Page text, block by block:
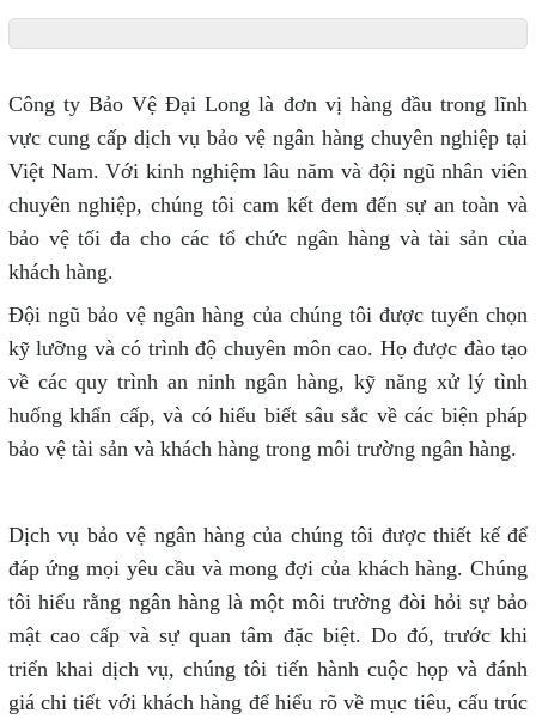
Công ty Bảo Vệ Đại Long là đơn vị hàng đầu trong lĩnh
vực cung cấp dịch vụ bảo vệ ngân hàng chuyên nghiệp tại
Việt Nam. Với kinh nghiệm lâu năm và đội ngũ nhân viên
chuyên nghiệp, chúng tôi cam kết đem đến sự an toàn và
bảo vệ tối đa cho các tổ chức ngân hàng và tài sản của
khách hàng.
Đội ngũ bảo vệ ngân hàng của chúng tôi được tuyển chọn
kỹ lưỡng và có trình độ chuyên môn cao. Họ được đào tạo
về các quy trình an ninh ngân hàng, kỹ năng xử lý tình
huống khẩn cấp, và có hiểu biết sâu sắc về các biện pháp
bảo vệ tài sản và khách hàng trong môi trường ngân hàng.
Dịch vụ bảo vệ ngân hàng của chúng tôi được thiết kế để
đáp ứng mọi yêu cầu và mong đợi của khách hàng. Chúng
tôi hiểu rằng ngân hàng là một môi trường đòi hỏi sự bảo
mật cao cấp và sự quan tâm đặc biệt. Do đó, trước khi
triển khai dịch vụ, chúng tôi tiến hành cuộc họp và đánh
giá chi tiết với khách hàng để hiểu rõ về mục tiêu, cấu trúc